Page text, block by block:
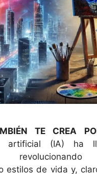
TE CREA
artificial (IA) ha
revolucionando
estilos de vida y,